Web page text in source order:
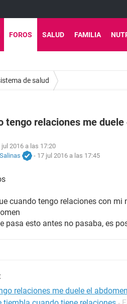
FOROS SALUD FAMILIA
de salud
tengo relaciones me
jul 2016 a las 17:20
- 17 jul 2016 a las 17:45
cuando tengo relaciones con
pasa esto antes no pasaba, es
relaciones me duele el